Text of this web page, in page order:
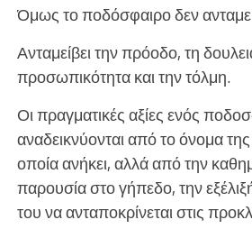
Όμως το ποδόσφαιρο δεν
Ανταμείβει την πρόοδο, τη
προσωπικότητα και την τόλμη.
Οι πραγματικές αξίες ενός
αναδεικνύονται από το όνομα
οποία ανήκει, αλλά από την
παρουσία στο γήπεδο, την
του να ανταποκρίνεται στις